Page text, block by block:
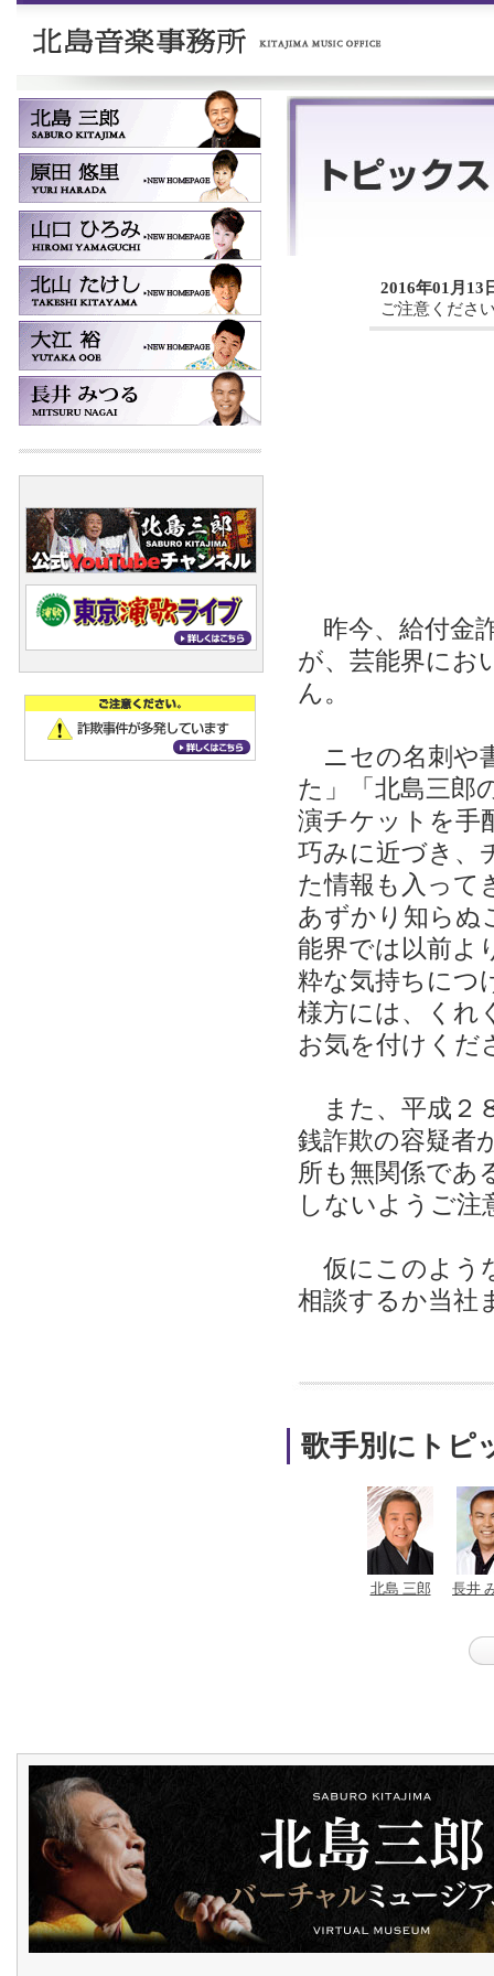
2016年01月13
ご注意くださ
昨今、給付金
が、芸能界にお
ん。
ニセの名刺や
た」「北島三郎
演チケットを手
巧みに近づき、
た情報も入って
あずかり知らぬ
能界では以前よ
粋な気持ちにつ
様方には、くれ
お気を付けくだ
また、平成２
銭詐欺の容疑者
所も無関係であ
しないようご注
仮にこのよう
相談するか当社
歌手別にトピ
北島 三郎 長井